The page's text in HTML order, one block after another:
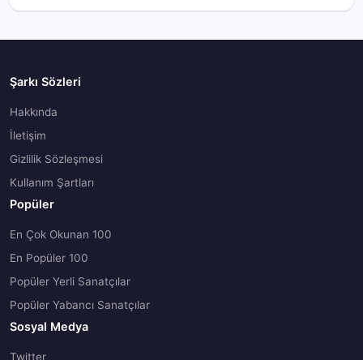
Şarkı Sözleri
Hakkında
İletişim
Gizlilik Sözleşmesi
Kullanım Şartları
Popüler
En Çok Okunan 100
En Popüler 100
Popüler Yerli Sanatçılar
Popüler Yabancı Sanatçılar
Sosyal Medya
Twitter